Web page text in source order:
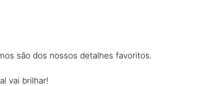
são dos nossos detalhes favoritos.
vai brilhar!